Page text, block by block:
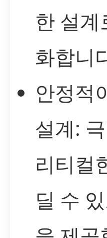
한 설
화합니
안정적
설계:
리티컬
딜 수